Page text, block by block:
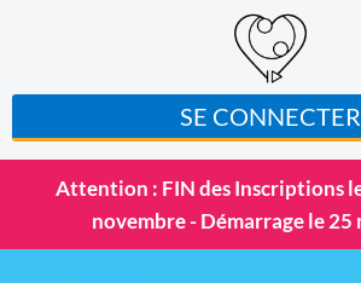
SE CONNECTER
Attention : FIN des Inscriptions
novembre - Démarrage le 25